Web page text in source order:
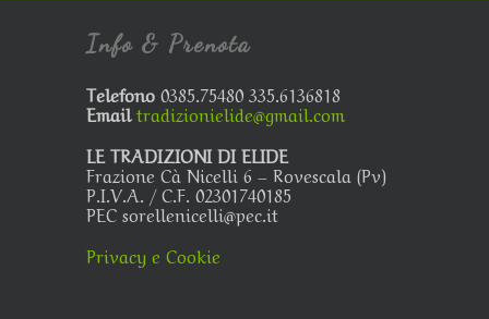
Info & Prenota
Telefono 0385.75480 335.6136818
Email tradizionielide@gmail.com
LE TRADIZIONI DI ELIDE
Frazione Cà Nicelli 6 – Rovescala (Pv)
P.I.V.A. / C.F. 02301740185
PEC sorellenicelli@pec.it
Privacy e Cookie